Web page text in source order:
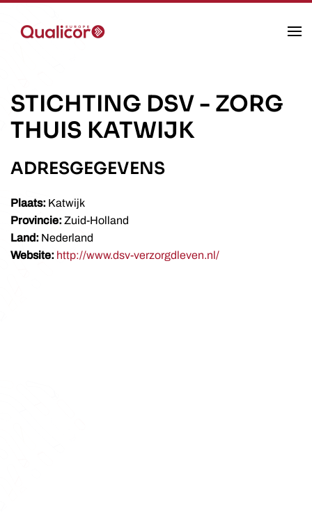
Skip to main content
STICHTING DSV - ZORG
THUIS KATWIJK
ADRESGEGEVENS
Plaats: Katwijk
Provincie: Zuid-Holland
Land: Nederland
Website: http://www.dsv-verzorgdleven.nl/